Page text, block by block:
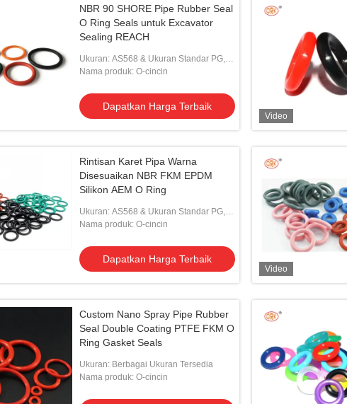
NBR 90 SHORE Pipe Rubber Seal
O Ring Seals untuk Excavator
Sealing REACH
Ukuran: AS568 & Ukuran Standar PG,
Pelanggan
Nama produk: O-cincin
Dapatkan Harga Terbaik
Video
Rintisan Karet Pipa Warna
Disesuaikan NBR FKM EPDM
Silikon AEM O Ring
Ukuran: AS568 & Ukuran Standar PG,
Pelanggan
Nama produk: O-cincin
Dapatkan Harga Terbaik
Video
Custom Nano Spray Pipe Rubber
Seal Double Coating PTFE FKM O
Ring Gasket Seals
Ukuran: Berbagai Ukuran Tersedia
Nama produk: O-cincin